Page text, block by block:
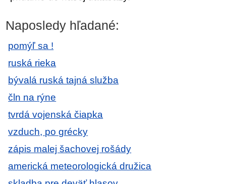
Naposledy hľadané:
pomýľ sa !
ruská rieka
bývalá ruská tajná služba
čln na rýne
tvrdá vojenská čiapka
vzduch, po grécky
zápis malej šachovej rošády
americká meteorologická družica